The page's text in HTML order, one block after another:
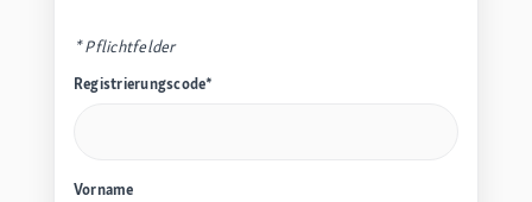
* Pflichtfelder
Registrierungscode*
Vorname